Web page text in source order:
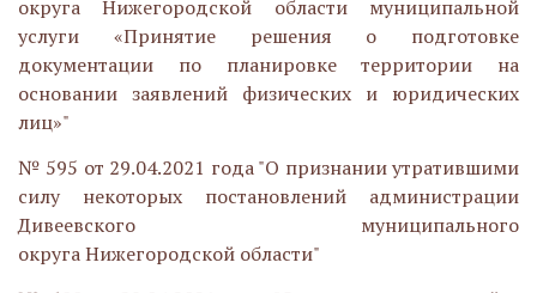
округа Нижегородской области муниципальной
услуги «Принятие решения о подготовке
документации по планировке территории на
основании заявлений физических и юридических
лиц»"
№ 595 от 29.04.2021 года "О признании утратившими
силу некоторых постановлений администрации
Дивеевского муниципального
округа Нижегородской области"